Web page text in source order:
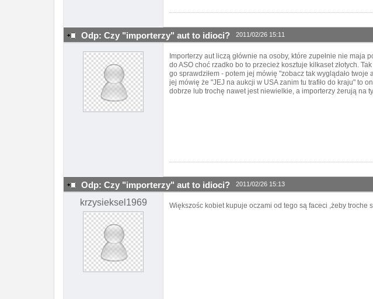
Odp: Czy "importerzy" aut to idioci? 2011/02/26 15:11
Importerzy aut liczą głównie na osoby, które zupełnie nie
do ASO choć rzadko bo to przecież kosztuje kilkaset złotych.
go sprawdziłem - potem jej mówię "zobacz tak wyglądało
jej mówię że "JEJ na aukcji w USA zanim tu trafiło do kraju" to
dobrze lub trochę nawet jest niewielkie, a importerzy żerują na
Odp: Czy "importerzy" aut to idioci? 2011/02/26 15:13
krzysieksel1969 Większośc kobiet kupuje oczami od tego są faceci ,żeby